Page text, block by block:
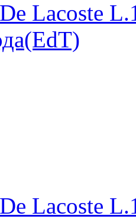
Lacoste
Lacoste